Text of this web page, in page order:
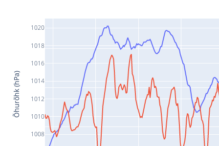
1008
1010
1012
1014
1016
1018
1020
Õhurõhk (hPa)